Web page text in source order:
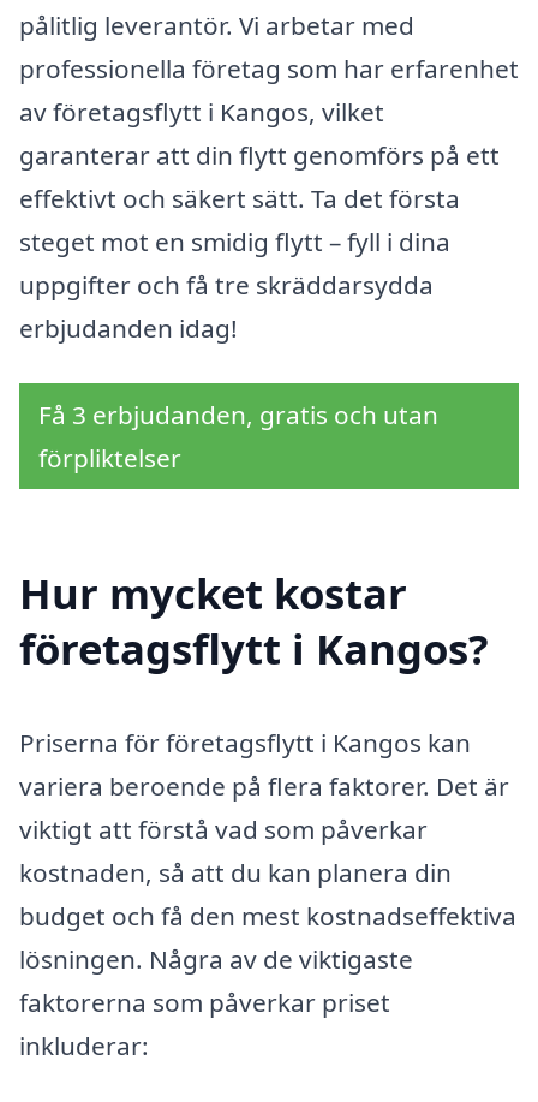
pålitlig leverantör. Vi arbetar med
professionella företag som har erfarenhet
av företagsflytt i Kangos, vilket
garanterar att din flytt genomförs på ett
effektivt och säkert sätt. Ta det första
steget mot en smidig flytt – fyll i dina
uppgifter och få tre skräddarsydda
erbjudanden idag!
Få 3 erbjudanden, gratis och utan
förpliktelser
Hur mycket kostar
företagsflytt i Kangos?
Priserna för företagsflytt i Kangos kan
variera beroende på flera faktorer. Det är
viktigt att förstå vad som påverkar
kostnaden, så att du kan planera din
budget och få den mest kostnadseffektiva
lösningen. Några av de viktigaste
faktorerna som påverkar priset
inkluderar: